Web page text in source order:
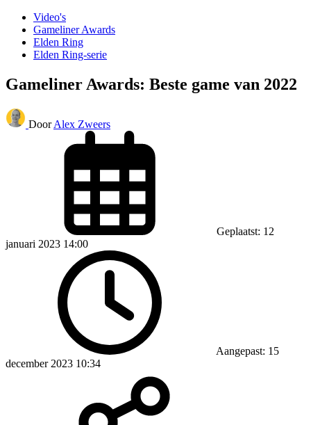
Video's
Gameliner Awards
Elden Ring
Elden Ring-serie
Gameliner Awards: Beste game van 2022
Door Alex Zweers
Geplaatst: 12
januari 2023 14:00
Aangepast: 15
december 2023 10:34